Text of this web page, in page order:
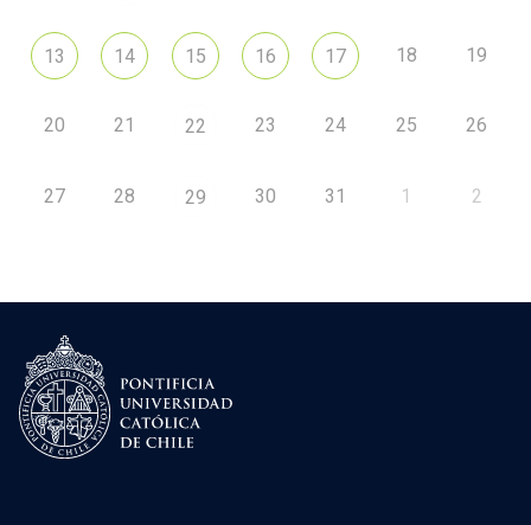
13 14 15 16 17 18 19
20 21 22 23 24 25 26
27 28 29 30 31 1 2